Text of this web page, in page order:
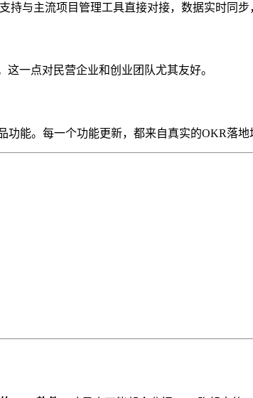
支持与主流项目管理工具直接对接，数据实时同
一点对民营企业和创业团队尤其友好。
功能。每一个功能更新，都来自真实的OKR落地